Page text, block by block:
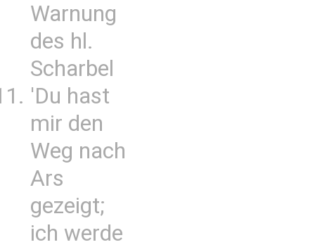
Warnung
des hl.
Scharbel
'Du hast
mir den
Weg nach
Ars
gezeigt;
ich werde